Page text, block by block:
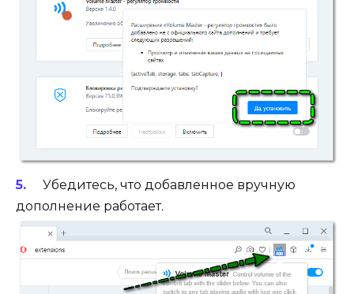
Убедитесь, что добавленное вручную
дополнение работает.